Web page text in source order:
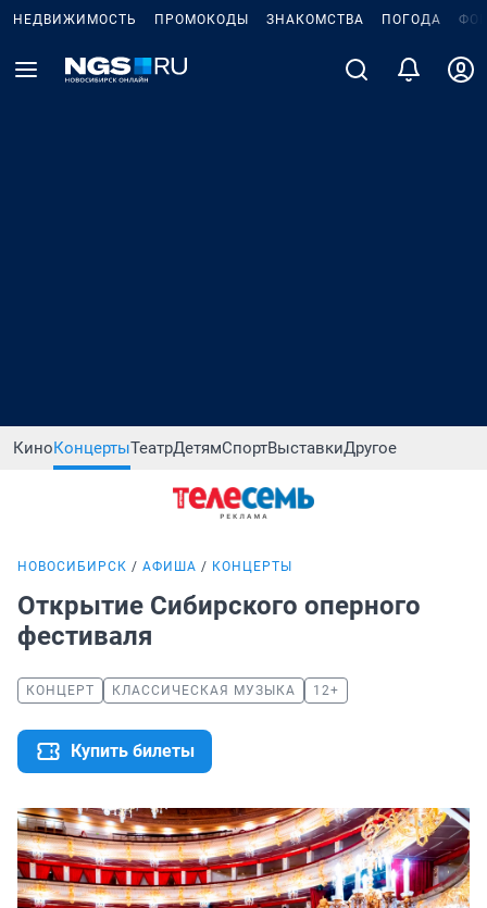
НЕДВИЖИМОСТЬ ПРОМОКОДЫ ЗНАКОМСТВА ПОГОДА
КиноКонцертыТеатрДетямСпортВыставкиДругое
НОВОСИБИРСК АФИША КОНЦЕРТЫ
Открытие Сибирского оперного
фестиваля
КОНЦЕРТ КЛАССИЧЕСКАЯ МУЗЫКА 12+
Купить билеты